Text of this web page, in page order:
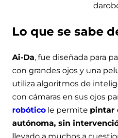
Lo que se sabe
Ai-Da, fue diseñada para
con grandes ojos y una
utiliza algoritmos de
con cámaras en sus ojos
robótico le permite pintar
autónoma, sin